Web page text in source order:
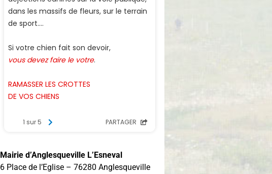
Mairie d’Anglesqueville L’Esneval
6 Place de l’Eglise – 76280 Anglesqueville